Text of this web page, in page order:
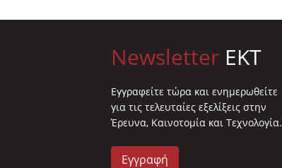
Newsletter EKT
Eγγραφείτε τώρα και ενημερωθείτε
για τις τελευταίες εξελίξεις στην
Έρευνα, Καινοτομία και Τεχνολογία.
Εγγραφή